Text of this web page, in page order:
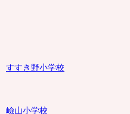
すすき野小学校
嶮山小学校